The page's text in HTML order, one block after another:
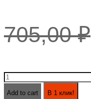
705,00₽
Силиконовый
Add to cart В 1 клик!